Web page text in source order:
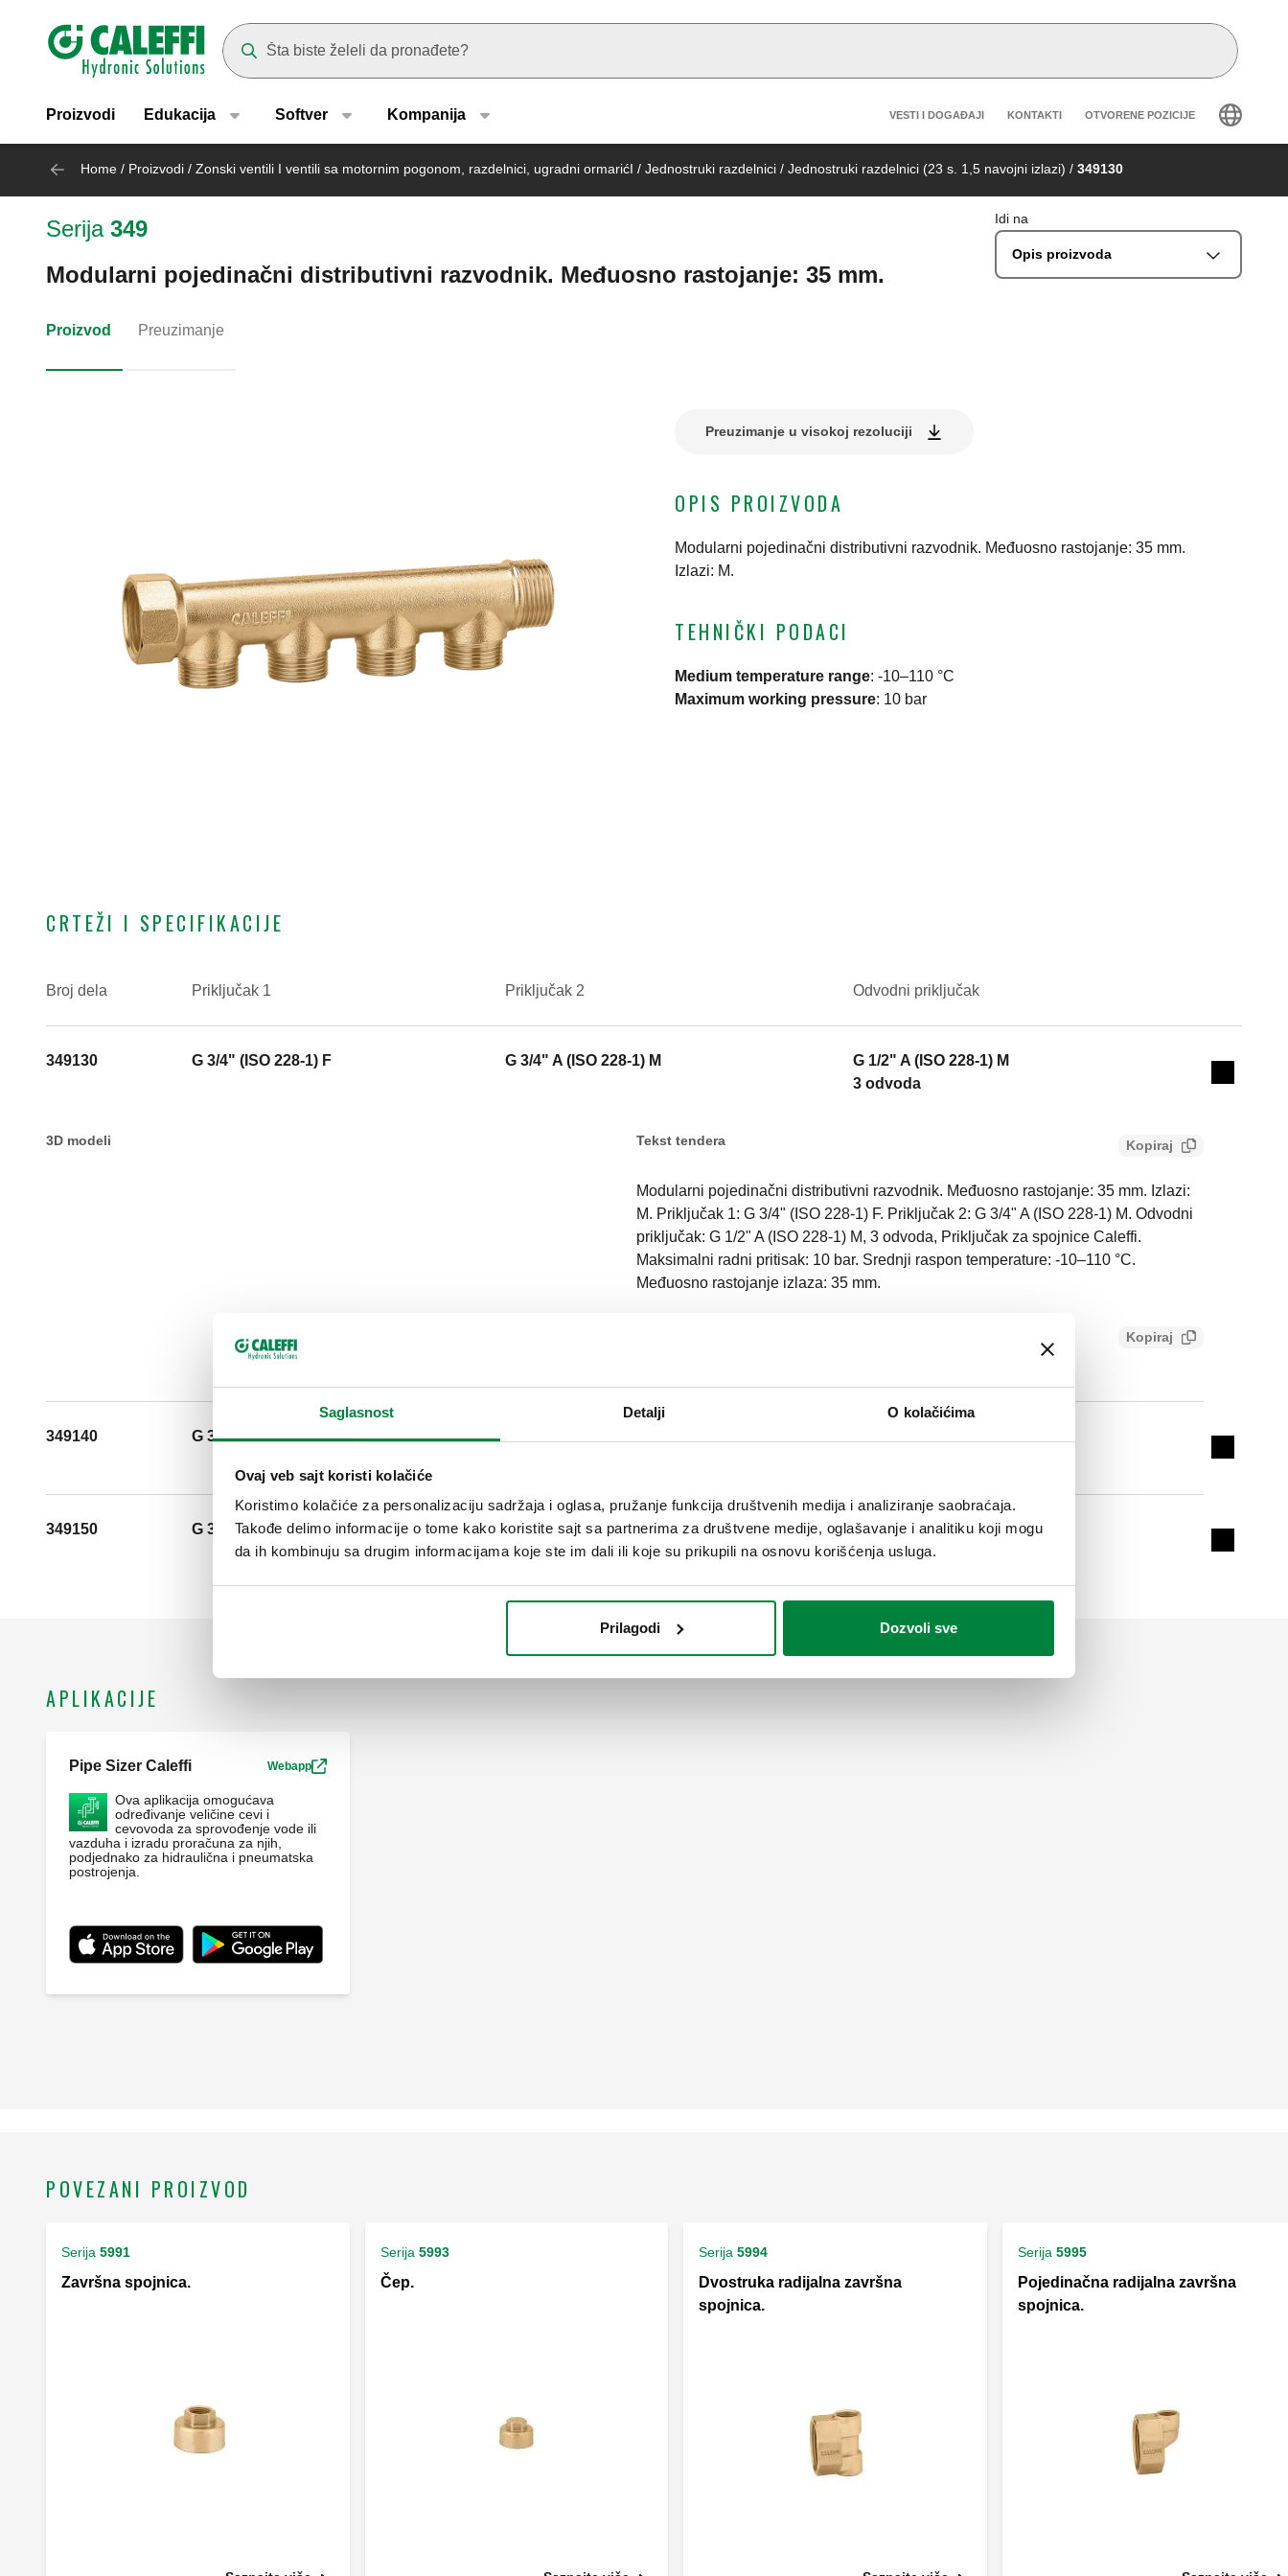
Saglasnost Detalji O kolačićima
Ovaj veb sajt koristi kolačiće
Koristimo kolačiće za personalizaciju sadržaja i oglasa, pružanje funkcija društvenih medija i analiziranje saobraćaja.
Takođe delimo informacije o tome kako koristite sajt sa partnerima za društvene medije, oglašavanje i analitiku koji mogu
da ih kombinuju sa drugim informacijama koje ste im dali ili koje su prikupili na osnovu korišćenja usluga.
Prilagodi Dozvoli sve
Header main navigation
Proizvodi Edukacija Softver Kompanija Header secondary navigation
VESTI I DOGAĐAJI KONTAKTI OTVORENE POZICIJE
Home / Proizvodi / Zonski ventili I ventili sa motornim pogonom, razdelnici, ugradni ormarićI / Jednostruki razdelnici / Jednostruki razdelnici (23 s. 1,5 navojni izlazi) / 349130
Serija 349
Modularni pojedinačni distributivni razvodnik. Međuosno rastojanje: 35 mm.
Idi na
Opis proizvoda
Proizvod Preuzimanje
Preuzimanje u visokoj rezoluciji
OPIS PROIZVODA
Modularni pojedinačni distributivni razvodnik. Međuosno rastojanje: 35 mm.
Izlazi: M.
TEHNIČKI PODACI
Medium temperature range: -10–110 °C
Maximum working pressure: 10 bar
CRTEŽI I SPECIFIKACIJE
Broj dela Priključak 1 Priključak 2
Odvodni priključak
349130 G 3/4" (ISO 228-1) F G 3/4" A (ISO 228-1) M
G 1/2" A (ISO 228-1) M
3 odvoda
Collapse
3D modeli Tekst tendera Kopiraj
Modularni pojedinačni distributivni razvodnik. Međuosno rastojanje: 35 mm. Izlazi:
M. Priključak 1: G 3/4" (ISO 228-1) F. Priključak 2: G 3/4" A (ISO 228-1) M. Odvodni
priključak: G 1/2" A (ISO 228-1) M, 3 odvoda, Priključak za spojnice Caleffi.
Maksimalni radni pritisak: 10 bar. Srednji raspon temperature: -10–110 °C.
Međuosno rastojanje izlaza: 35 mm.
Kopiraj
349140 G 3/4" (ISO 228-1) F
Expand
349150 G 3/4" (ISO 228-1) F G 3/4" A (ISO 228-1) M
G 1/2" A (ISO 228-1) M
5 odvoda
Expand
APLIKACIJE
Pipe Sizer Caleffi Webapp
Ova aplikacija omogućava
određivanje veličine cevi i
cevovoda za sprovođenje vode ili
vazduha i izradu proračuna za njih,
podjednako za hidraulična i pneumatska
postrojenja.
POVEZANI PROIZVOD
Serija 5991
Završna spojnica.
Serija 5993
Čep.
Serija 5994
Dvostruka radijalna završna
spojnica.
Serija 5995
Pojedinačna radijalna završna
spojnica.